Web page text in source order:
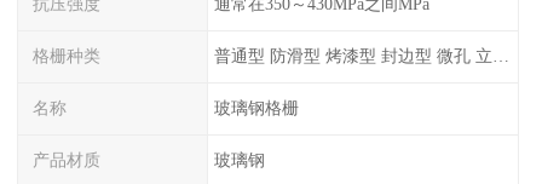
抗压强度 通常在350～430MPa之间MPa
格栅种类 普通型 防滑型 ‌烤漆型 封边型 ‌微孔 立体 加砂覆面型 平面型
名称 玻璃钢格栅
产品材质 玻璃钢